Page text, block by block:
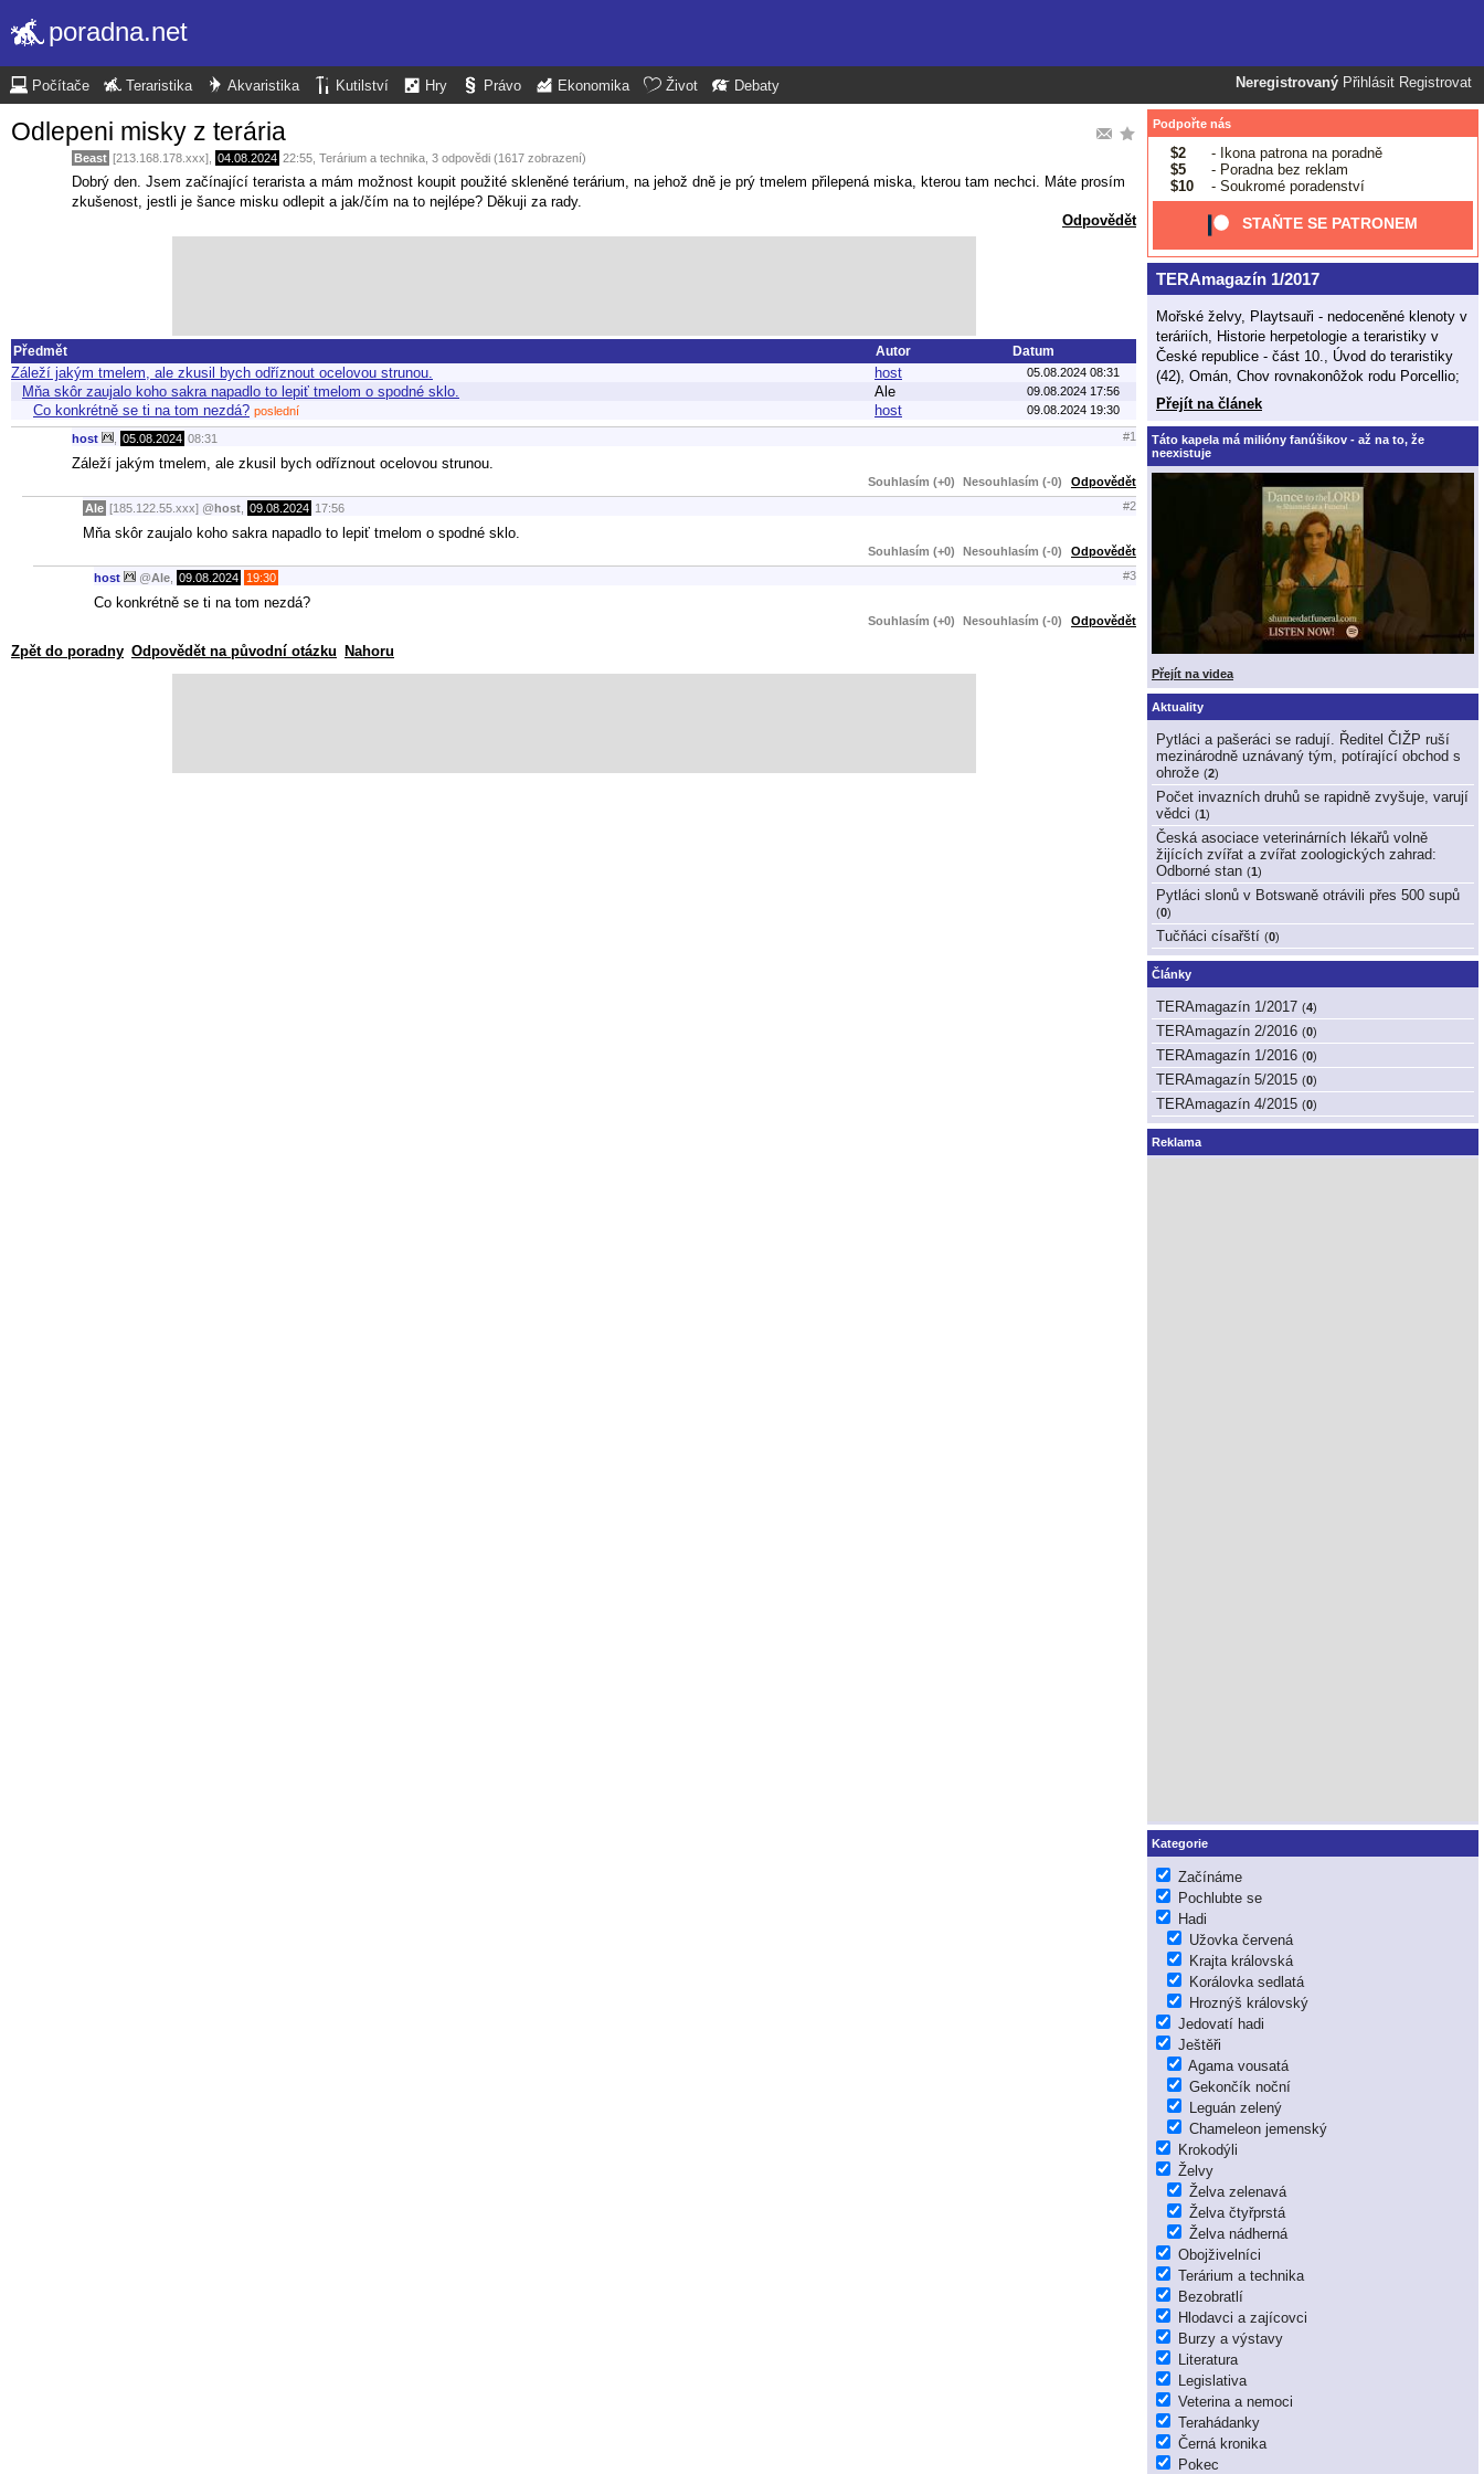
poradna.net
Neregistrovaný Přihlásit Registrovat
Počítače Teraristika Akvaristika Kutilství Hry Právo Ekonomika Život Debaty
Odlepeni misky z terária
Beast [213.168.178.xxx], 04.08.2024 22:55 Terárium a technika , 3 odpovědi (1617 zobrazení)
Dobrý den. Jsem začínající terarista a mám možnost koupit použité skleněné terárium, na jehož dně je prý tmelem přilepená miska, kterou tam nechci. Máte prosím
zkušenost, jestli je šance misku odlepit a jak/čím na to nejlépe? Děkuji za rady.
Odpovědět
Předmět Autor Datum
Záleží jakým tmelem, ale zkusil bych odříznout ocelovou strunou. host 05.08.2024 08:31
Mňa skôr zaujalo koho sakra napadlo to lepiť tmelom o spodné sklo. Ale 09.08.2024 17:56
Co konkrétně se ti na tom nezdá? poslední host 09.08.2024 19:30
host 05.08.2024 08:31 #1
Záleží jakým tmelem, ale zkusil bych odříznout ocelovou strunou.
Souhlasím (+0) Nesouhlasím (-0) Odpovědět
Ale [185.122.55.xxx] @host 09.08.2024 17:56 #2
Mňa skôr zaujalo koho sakra napadlo to lepiť tmelom o spodné sklo.
Souhlasím (+0) Nesouhlasím (-0) Odpovědět
host @Ale 09.08.2024 19:30 #3
Co konkrétně se ti na tom nezdá?
Souhlasím (+0) Nesouhlasím (-0) Odpovědět
Zpět do poradny Odpovědět na původní otázku Nahoru
Podpořte nás
$2
- Ikona patrona na poradně
$5
- Poradna bez reklam
$10
- Soukromé poradenství
STAŇTE SE PATRONEM
TERAmagazín 1/2017
Mořské želvy, Playtsauři - nedoceněné klenoty v
teráriích, Historie herpetologie a teraristiky v
České republice - část 10., Úvod do teraristiky
(42), Omán, Chov rovnakonôžok rodu Porcellio;
Přejít na článek
Táto kapela má milióny fanúšikov - až na to, že
neexistuje
Přejít na videa
Aktuality
Pytláci a pašeráci se radují. Ředitel ČIŽP ruší
mezinárodně uznávaný tým, potírající obchod s
ohrože (2)
Počet invazních druhů se rapidně zvyšuje, varují
vědci (1)
Česká asociace veterinárních lékařů volně
žijících zvířat a zvířat zoologických zahrad:
Odborné stan (1)
Pytláci slonů v Botswaně otrávili přes 500 supů
(0)
Tučňáci císařští (0)
Články
TERAmagazín 1/2017 (4)
TERAmagazín 2/2016 (0)
TERAmagazín 1/2016 (0)
TERAmagazín 5/2015 (0)
TERAmagazín 4/2015 (0)
Reklama
Kategorie
Začínáme
Pochlubte se
Hadi
Užovka červená
Krajta královská
Korálovka sedlatá
Hroznýš královský
Jedovatí hadi
Ještěři
Agama vousatá
Gekončík noční
Leguán zelený
Chameleon jemenský
Krokodýli
Želvy
Želva zelenavá
Želva čtyřprstá
Želva nádherná
Obojživelníci
Terárium a technika
Bezobratlí
Hlodavci a zajícovci
Burzy a výstavy
Literatura
Legislativa
Veterina a nemoci
Terahádanky
Černá kronika
Pokec